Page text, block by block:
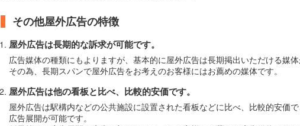
その他屋外広告の特徴
屋外広告は長期的な訴求が可能です。
広告媒体の種類にもよりますが、基本的に屋外広告は長期掲出いただける媒
その為、長期スパンで屋外広告をお考えのお客様にはお薦めの媒体です。
屋外広告は他の看板と比べ、比較的安価です。
屋外広告は駅構内などの公共施設に設置された看板などに比べ、比較的安価
広告展開が可能です。